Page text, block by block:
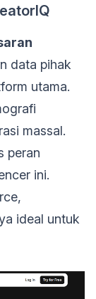
data pihak
utama.
massal.
peran
ini.
ideal untuk